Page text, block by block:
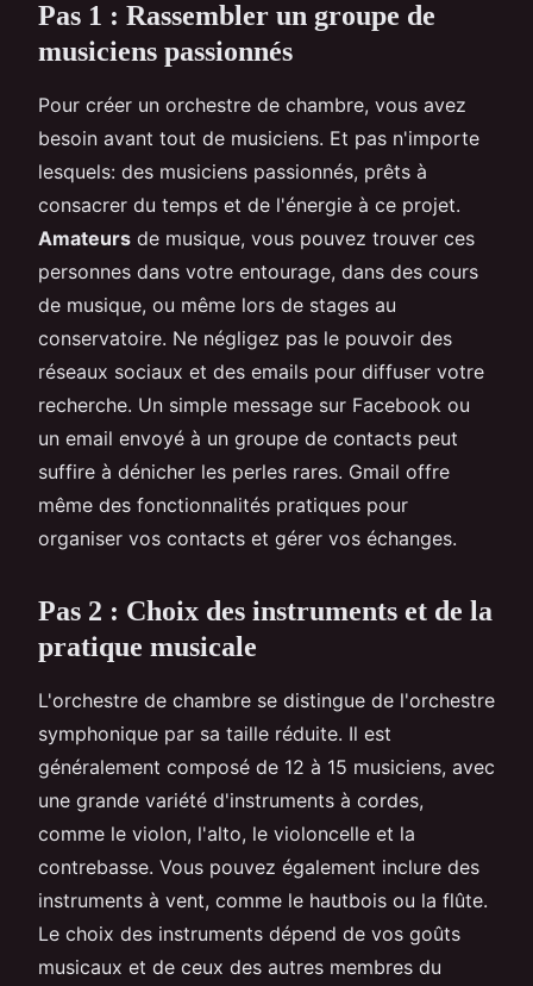
Pas 1 : Rassembler un groupe de
musiciens passionnés
Pour créer un orchestre de chambre, vous avez
besoin avant tout de musiciens. Et pas n'importe
lesquels: des musiciens passionnés, prêts à
consacrer du temps et de l'énergie à ce projet.
Amateurs de musique, vous pouvez trouver ces
personnes dans votre entourage, dans des cours
de musique, ou même lors de stages au
conservatoire. Ne négligez pas le pouvoir des
réseaux sociaux et des emails pour diffuser votre
recherche. Un simple message sur Facebook ou
un email envoyé à un groupe de contacts peut
suffire à dénicher les perles rares. Gmail offre
même des fonctionnalités pratiques pour
organiser vos contacts et gérer vos échanges.
Pas 2 : Choix des instruments et de la
pratique musicale
L'orchestre de chambre se distingue de l'orchestre
symphonique par sa taille réduite. Il est
généralement composé de 12 à 15 musiciens, avec
une grande variété d'instruments à cordes,
comme le violon, l'alto, le violoncelle et la
contrebasse. Vous pouvez également inclure des
instruments à vent, comme le hautbois ou la flûte.
Le choix des instruments dépend de vos goûts
musicaux et de ceux des autres membres du